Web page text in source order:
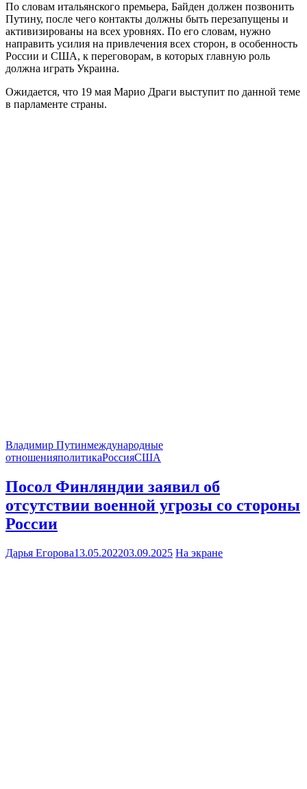
По словам итальянского премьера, Байден должен позвонить
Путину, после чего контакты должны быть перезапущены и
активизированы на всех уровнях. По его словам, нужно
направить усилия на привлечения всех сторон, в особенность
России и США, к переговорам, в которых главную роль
должна играть Украина.
Ожидается, что 19 мая Марио Драги выступит по данной теме
в парламенте страны.
Владимир Путинмеждународные
отношенияполитикаРоссияСША
Посол Финляндии заявил об
отсутствии военной угрозы со стороны
России
Дарья Егорова13.05.202203.09.2025 На экране